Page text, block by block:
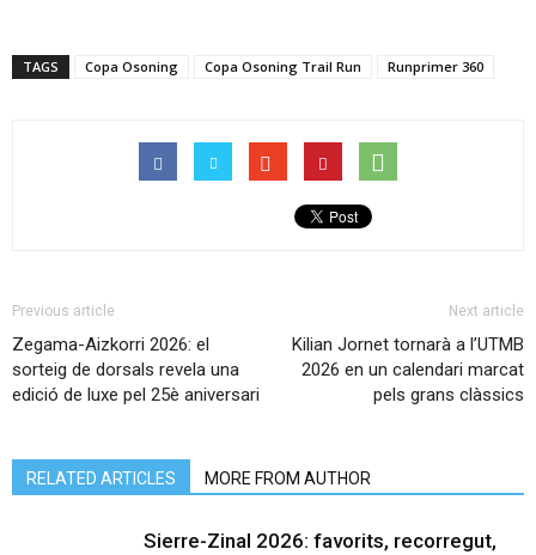
TAGS Copa Osoning Copa Osoning Trail Run Runprimer 360
Previous article
Zegama-Aizkorri 2026: el
sorteig de dorsals revela una
edició de luxe pel 25è aniversari
Next article
Kilian Jornet tornarà a l’UTMB
2026 en un calendari marcat
pels grans clàssics
RELATED ARTICLES MORE FROM AUTHOR
Sierre-Zinal 2026: favorits, recorregut,